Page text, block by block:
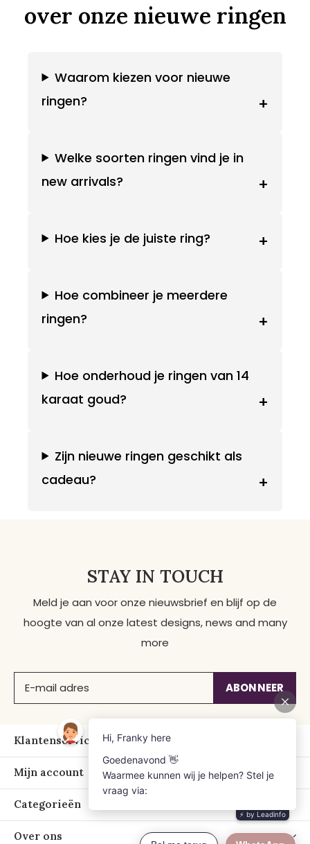
over onze nieuwe ringen
Waarom kiezen voor nieuwe
ringen?
+
Welke soorten ringen vind je in
new arrivals?
+
Hoe kies je de juiste ring? +
Hoe combineer je meerdere
ringen?
+
Hoe onderhoud je ringen van 14
karaat goud?
+
Zijn nieuwe ringen geschikt als
cadeau?
+
STAY IN TOUCH
Meld je aan voor onze nieuwsbrief en blijf op de
hoogte van al onze latest designs, news and many
more
ABONNEER
Klantenservice
Mijn account
Categorieën
Over ons